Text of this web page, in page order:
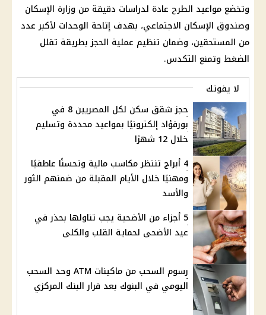
وتخضع مواعيد الطرح عادة لدراسات دقيقة من وزارة الإسكان
وصندوق الإسكان الاجتماعي، بهدف إتاحة الوحدات لأكبر عدد
من المستحقين، وضمان تنظيم عملية الحجز بطريقة تقلل
الضغط وتمنع التكدس.
لا يفوتك
حجز شقق سكن لكل المصريين 8 في
بورفؤاد إلكترونيًا بمواعيد محددة وتسليم
خلال 12 شهرًا
4 أبراج تنتظر مكاسب مالية وتحسنًا عاطفيًا
ومهنيًا خلال الأيام المقبلة من ضمنهم الثور
والأسد
5 أجزاء من الأضحية يجب تناولها بحذر في
عيد الأضحى لحماية القلب والكلى
رسوم السحب من ماكينات ATM وحد السحب
اليومي في البنوك بعد قرار البنك المركزي